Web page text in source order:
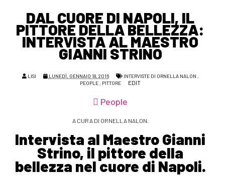
DAL CUORE DI NAPOLI, IL
PITTORE DELLA BELLEZZA:
INTERVISTA AL MAESTRO
GIANNI STRINO
LISI LUNEDÌ, GENNAIO 18, 2016 INTERVISTE DI ORNELLA NALON ,
PEOPLE , PITTORE EDIT
People
A CURA DI ORNELLA NALON.
Intervista al Maestro Gianni
Strino, il pittore della
bellezza nel cuore di Napoli.